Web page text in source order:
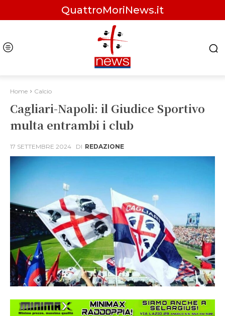
QuattroMoriNews.it
Home Calcio
Cagliari-Napoli: il Giudice Sportivo
multa entrambi i club
17 SETTEMBRE 2024 DI REDAZIONE